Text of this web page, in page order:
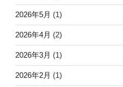
2026年5月 (1)
2026年4月 (2)
2026年3月 (1)
2026年2月 (1)